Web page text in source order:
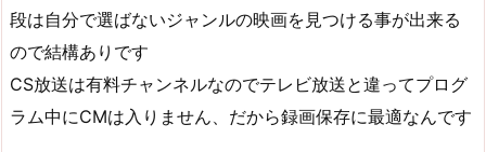
段は自分で選ばないジャンルの映画を見つける事が出来る
ので結構ありです
CS放送は有料チャンネルなのでテレビ放送と違ってプログ
ラム中にCMは入りません、だから録画保存に最適なんです